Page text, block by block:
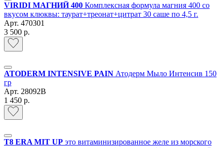
VIRIDI МАГНИЙ 400 Комплексная формула магния 400 со
вкусом клюквы: таурат+треонат+цитрат 30 саше по 4,5 г.
Арт. 470301
3 500 р.
ATODERM INTENSIVE PAIN Атодерм Мыло Интенсив 150
гр
Арт. 28092B
1 450 р.
Т8 ERA MIT UP это витаминизированное желе из морского